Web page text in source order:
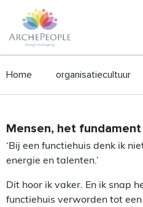
Home organisatiecultuur
Mensen, het
‘Bij een functiehuis denk ik
energie en talenten.’
Dit hoor ik vaker. En ik snap
functiehuis verworden tot